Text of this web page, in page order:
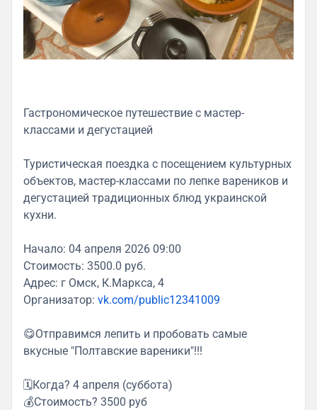
Гастрономическое путешествие с мастер-
классами и дегустацией
Туристическая поездка с посещением культурных
объектов, мастер-классами по лепке вареников и
дегустацией традиционных блюд украинской
кухни.
Начало: 04 апреля 2026 09:00
Стоимость: 3500.0 руб.
Адрес: г Омск, К.Маркса, 4
Организатор: vk.com/public12341009
😋Отправимся лепить и пробовать самые
вкусные "Полтавские вареники"!!!
🗓️Когда? 4 апреля (суббота)
💰Стоимость? 3500 руб